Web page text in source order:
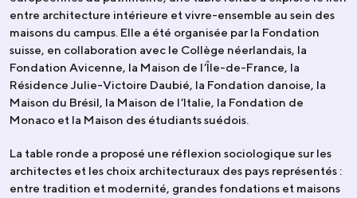
entre architecture intérieure et vivre-ensemble au sein des
maisons du campus. Elle a été organisée par la Fondation
suisse, en collaboration avec le Collège néerlandais, la
Fondation Avicenne, la Maison de l’Île-de-France, la
Résidence Julie-Victoire Daubié, la Fondation danoise, la
Maison du Brésil, la Maison de l’Italie, la Fondation de
Monaco et la Maison des étudiants suédois.
La table ronde a proposé une réflexion sociologique sur les
architectes et les choix architecturaux des pays représentés :
entre tradition et modernité, grandes fondations et maisons